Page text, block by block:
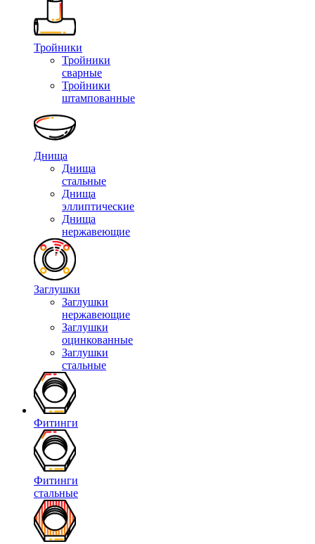
Тройники
Тройники
сварные
Тройники
штампованные
Днища
Днища
стальные
Днища
эллиптические
Днища
нержавеющие
Заглушки
Заглушки
нержавеющие
Заглушки
оцинкованные
Заглушки
стальные
Фитинги
Фитинги
стальные